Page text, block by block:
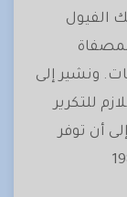
الفيول
ونشير إلى
للتكرير
أن توفر